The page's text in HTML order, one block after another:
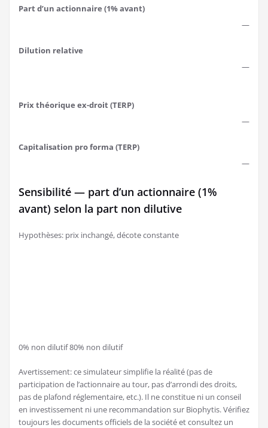
Part d’un actionnaire (1% avant)
—
Dilution relative
—
Prix théorique ex-droit (TERP)
—
Capitalisation pro forma (TERP)
—
Sensibilité — part d’un actionnaire (1%
avant) selon la part non dilutive
Hypothèses: prix inchangé, décote constante
0% non dilutif80% non dilutif
Avertissement: ce simulateur simplifie la réalité (pas de
participation de l’actionnaire au tour, pas d’arrondi des droits,
pas de plafond réglementaire, etc.). Il ne constitue ni un conseil
en investissement ni une recommandation sur Biophytis. Vérifiez
toujours les documents officiels de la société et consultez un